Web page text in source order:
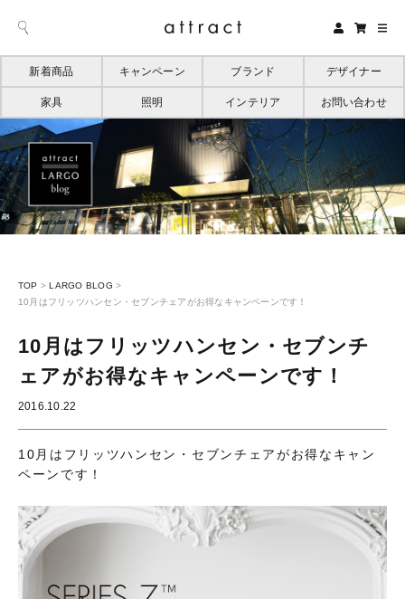
新着商品 キャンペーン ブランド デザイナー
家具 照明 インテリア お問い合わせ
TOP > LARGO BLOG >
10月はフリッツハンセン・セブンチェアがお得なキャンペーンです！
10月はフリッツハンセン・セブンチ
ェアがお得なキャンペーンです！
2016.10.22
10月はフリッツハンセン・セブンチェアがお得なキャン
ペーンです！